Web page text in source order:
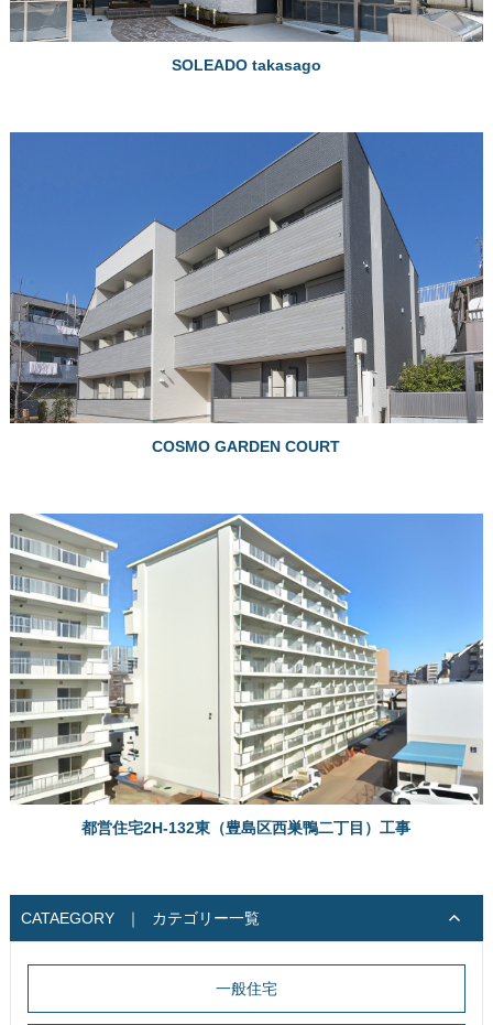
SOLEADO takasago
COSMO GARDEN COURT
都営住宅2H-132東（豊島区西巣鴨二丁目）工事
CATAEGORY ｜ カテゴリー一覧
一般住宅